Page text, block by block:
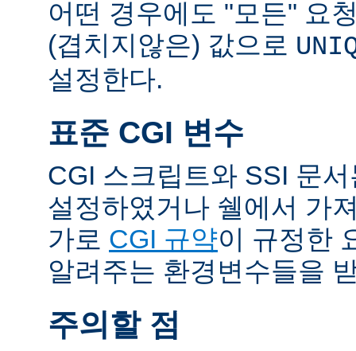
어떤 경우에도 "모든" 요
(겹치지않은) 값으로
설정한다.
표준 CGI 변수
CGI 스크립트와 SSI 문
설정하였거나 쉘에서 가
가로 CGI 규약이 규정한
알려주는 환경변수들을
주의할 점